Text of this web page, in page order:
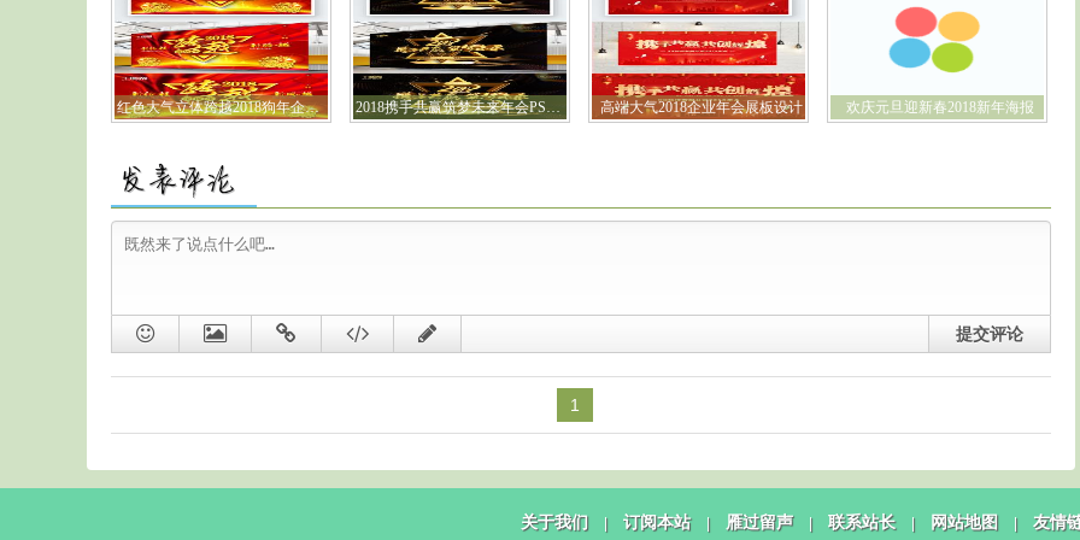
红色大气立体跨越2018狗年企业年会展板 2018携手共赢筑梦未来年会PSD模板 高端大气2018企业年会展板设计 欢庆元旦迎新春2018新年海报
提交评论
1
关于我们 | 订阅本站 | 雁过留声 | 联系站长 | 网站地图 | 友情